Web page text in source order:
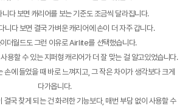
니다 보면 캐리어를 보는 기준도 조금씩 달라집니다.
니다 보면 결국 가벼운 캐리어에 손이 더 자주 갑니다.
더월드도 그런 이유로 Airlite를 선택했습니다.
용할 수 있는 지퍼형 캐리어가 더 잘 맞는 걸 알고있었습니다.
에 들었을 때 바로 느껴지고, 그 작은 차이가 생각보다 크게
다가옵니다.
결국 찾게 되는 건 화려한 기능보다, 매번 부담 없이 사용할 수